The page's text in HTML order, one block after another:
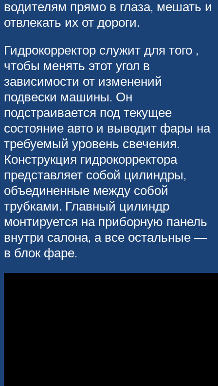
водителям прямо в глаза, мешать и
отвлекать их от дороги.
Гидрокорректор служит для того ,
чтобы менять этот угол в
зависимости от изменений
подвески машины. Он
подстраивается под текущее
состояние авто и выводит фары на
требуемый уровень свечения.
Конструкция гидрокорректора
представляет собой цилиндры,
объединенные между собой
трубками. Главный цилиндр
монтируется на приборную панель
внутри салона, а все остальные —
в блок фаре.